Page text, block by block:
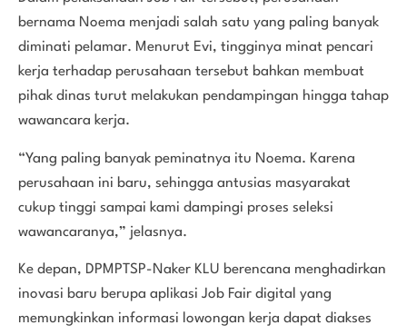
bernama Noema menjadi salah satu yang paling banyak
diminati pelamar. Menurut Evi, tingginya minat pencari
kerja terhadap perusahaan tersebut bahkan membuat
pihak dinas turut melakukan pendampingan hingga tahap
wawancara kerja.
“Yang paling banyak peminatnya itu Noema. Karena
perusahaan ini baru, sehingga antusias masyarakat
cukup tinggi sampai kami dampingi proses seleksi
wawancaranya,” jelasnya.
Ke depan, DPMPTSP-Naker KLU berencana menghadirkan
inovasi baru berupa aplikasi Job Fair digital yang
memungkinkan informasi lowongan kerja dapat diakses